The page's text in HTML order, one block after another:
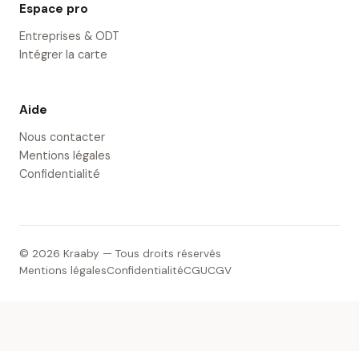
Espace pro
Entreprises & ODT
Intégrer la carte
Aide
Nous contacter
Mentions légales
Confidentialité
© 2026 Kraaby — Tous droits réservés
Mentions légalesConfidentialitéCGUCGV